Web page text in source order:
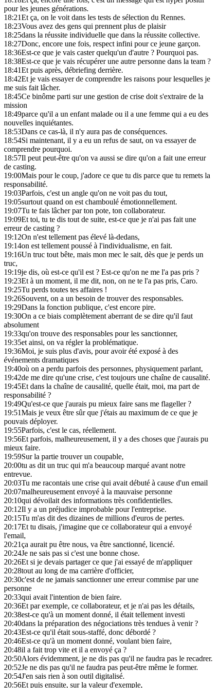
pour les jeunes générations.
18:21Et ça, on le voit dans les tests de sélection du Rennes.
18:23Vous avez des gens qui prennent plus de plaisir
18:25dans la réussite individuelle que dans la réussite collective.
18:27Donc, encore une fois, respect infini pour ce jeune garçon.
18:36Est-ce que je vais caster quelqu'un d'autre ? Pourquoi pas.
18:38Est-ce que je vais récupérer une autre personne dans la team ?
18:41Et puis après, débriefing derrière.
18:42Et je vais essayer de comprendre les raisons pour lesquelles je
me suis fait lâcher.
18:45Ce binôme parti sur une gestion de crise doit s'extraire de la
mission
18:49parce qu'il a un enfant malade ou il a une femme qui a eu des
nouvelles inquiétantes.
18:53Dans ce cas-là, il n'y aura pas de conséquences.
18:54Si maintenant, il y a eu un refus de saut, on va essayer de
comprendre pourquoi.
18:57Il peut peut-être qu'on va aussi se dire qu'on a fait une erreur
de casting.
19:00Mais pour le coup, j'adore ce que tu dis parce que tu remets la
responsabilité.
19:03Parfois, c'est un angle qu'on ne voit pas du tout,
19:05surtout quand on est chamboulé émotionnellement.
19:07Tu te fais lâcher par ton pote, ton collaborateur.
19:09Et toi, tu te dis tout de suite, est-ce que je n'ai pas fait une
erreur de casting ?
19:12On n'est tellement pas élevé là-dedans,
19:14on est tellement poussé à l'individualisme, en fait.
19:16Un truc tout bête, mais mon mec le sait, dès que je perds un
truc,
19:19je dis, où est-ce qu'il est ? Est-ce qu'on ne me l'a pas pris ?
19:23Et à un moment, il me dit, non, on ne te l'a pas pris, Caro.
19:25Tu perds toutes tes affaires !
19:26Souvent, on a un besoin de trouver des responsables.
19:29Dans la fonction publique, c'est encore pire.
19:30On a ce biais complètement aberrant de se dire qu'il faut
absolument
19:33qu'on trouve des responsables pour les sanctionner,
19:35et ainsi, on va régler la problématique.
19:36Moi, je suis plus d'avis, pour avoir été exposé à des
événements dramatiques
19:40où on a perdu parfois des personnes, physiquement parlant,
19:42de me dire qu'une crise, c'est toujours une chaîne de causalité.
19:45Et dans la chaîne de causalité, quelle était, moi, ma part de
responsabilité ?
19:49Qu'est-ce que j'aurais pu mieux faire sans me flageller ?
19:51Mais je veux être sûr que j'étais au maximum de ce que je
pouvais déployer.
19:55Parfois, c'est le cas, réellement.
19:56Et parfois, malheureusement, il y a des choses que j'aurais pu
mieux faire.
19:59Sur la partie trouver un coupable,
20:00tu as dit un truc qui m'a beaucoup marqué avant notre
entrevue.
20:03Tu me racontais une crise qui avait débuté à cause d'un email
20:07malheureusement envoyé à la mauvaise personne
20:10qui dévoilait des informations très confidentielles.
20:12Il y a un préjudice improbable pour l'entreprise.
20:15Tu m'as dit des dizaines de millions d'euros de pertes.
20:17Et tu disais, j'imagine que ce collaborateur qui a envoyé
l'email,
20:21ça aurait pu être nous, va être sanctionné, licencié.
20:24Je ne sais pas si c'est une bonne chose.
20:26Et si je devais partager ce que j'ai essayé de m'appliquer
20:28tout au long de ma carrière d'officier,
20:30c'est de ne jamais sanctionner une erreur commise par une
personne
20:33qui avait l'intention de bien faire.
20:36Et par exemple, ce collaborateur, et je n'ai pas les détails,
20:38est-ce qu'à un moment donné, il était tellement investi
20:40dans la préparation des négociations très tendues à venir ?
20:43Est-ce qu'il était sous-staffé, donc débordé ?
20:46Est-ce qu'à un moment donné, voulant bien faire,
20:48il a fait trop vite et il a envoyé ça ?
20:50Alors évidemment, je ne dis pas qu'il ne faudra pas le recadrer.
20:52Je ne dis pas qu'il ne faudra pas peut-être même le former.
20:54J'en sais rien à son outil digitalisé.
20:56Et puis ensuite, sur la valeur d'exemple,